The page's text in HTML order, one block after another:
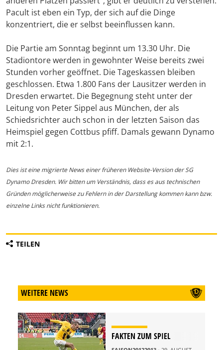
Pacult ist eben ein Typ, der sich auf die Dinge
konzentriert, die er selbst beeinflussen kann.
Die Partie am Sonntag beginnt um 13.30 Uhr. Die
Stadiontore werden in gewohnter Weise bereits zwei
Stunden vorher geöffnet. Die Tageskassen bleiben
geschlossen. Etwa 1.800 Fans der Lausitzer werden in
Dresden erwartet. Die Begegnung steht unter der
Leitung von Peter Sippel aus München, der als
Schiedsrichter auch schon in der letzten Saison das
Heimspiel gegen Cottbus pfiff. Damals gewann Dynamo
mit 2:1.
Dies ist eine migrierte News einer früheren Website-Version der SG
Dynamo Dresden. Wir bitten um Verständnis, dass es aus technischen
Gründen möglicherweise zu Fehlern in der Darstellung kommen kann bzw.
einzelne Links nicht funktionieren.
TEILEN
WEITERE NEWS
FAKTEN ZUM SPIEL